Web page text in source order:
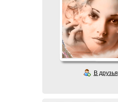
В друзья